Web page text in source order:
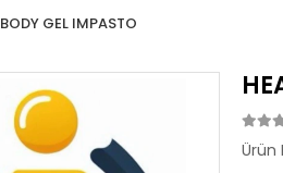
GEL IMPASTO
Ürün